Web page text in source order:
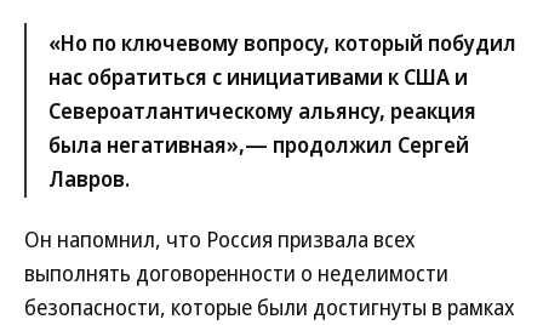
«Но по ключевому вопросу, который побудил
нас обратиться с инициативами к США и
Североатлантическому альянсу, реакция
была негативная»,— продолжил Сергей
Лавров.
Он напомнил, что Россия призвала всех
выполнять договоренности о неделимости
безопасности, которые были достигнуты в рамках